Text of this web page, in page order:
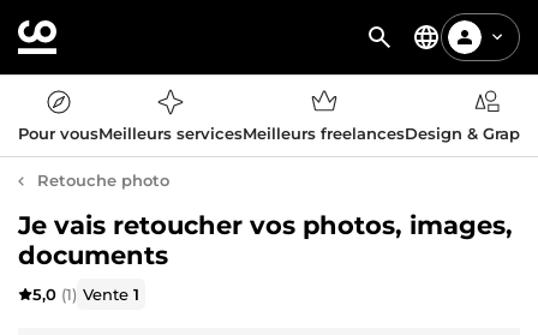
Pour vousMeilleurs servicesMeilleurs freelancesDesign &
Retouche photo
Je vais retoucher vos photos, images,
documents
5,0 (1) Vente1